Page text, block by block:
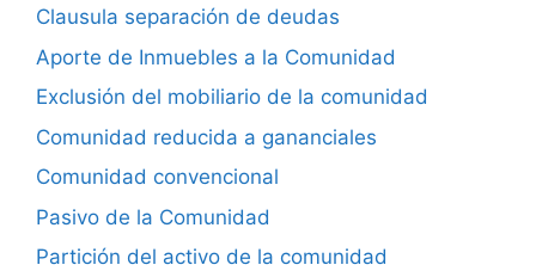
Clausula separación de deudas
Aporte de Inmuebles a la Comunidad
Exclusión del mobiliario de la comunidad
Comunidad reducida a gananciales
Comunidad convencional
Pasivo de la Comunidad
Partición del activo de la comunidad